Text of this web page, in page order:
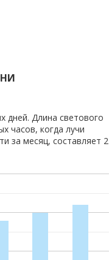
дней. Длина светового
часов, когда лучи
за месяц, составляет 2